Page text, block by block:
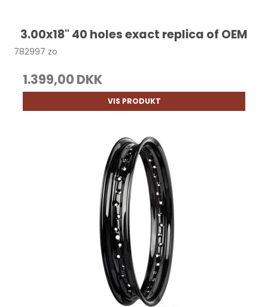
3.00x18" 40 holes exact replica of OEM
782997 zo
1.399,00 DKK
VIS PRODUKT